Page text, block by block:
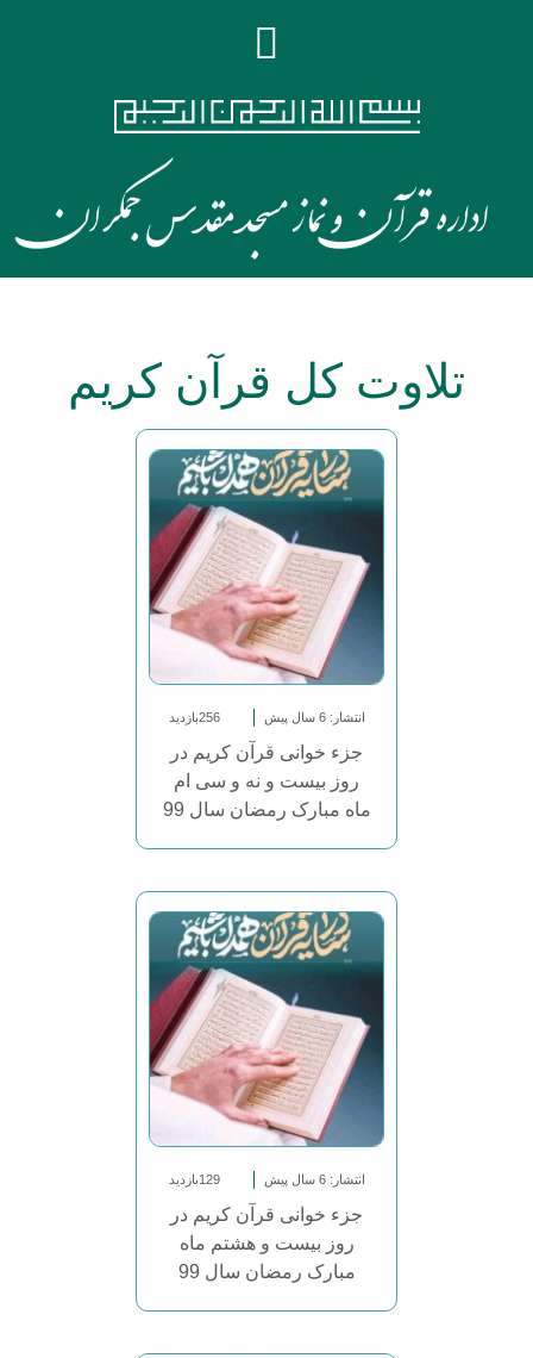
تلاوت کل قرآن کریم
انتشار: 6 سال پیش 256بازدید
جزء خوانی قرآن کریم در
روز بیست و نه و سی ام
ماه مبارک رمضان سال 99
انتشار: 6 سال پیش 129بازدید
جزء خوانی قرآن کریم در
روز بیست و هشتم ماه
مبارک رمضان سال 99